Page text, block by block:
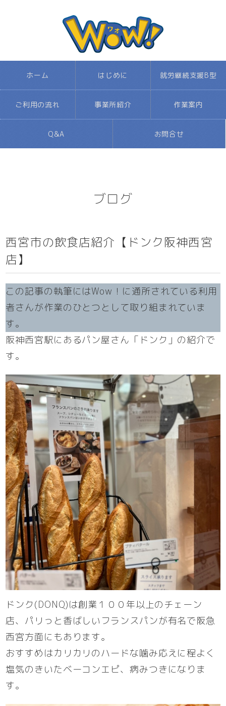
ホーム はじめに 就労継続支援B型
ご利用の流れ 事業所紹介 作業案内
Q&A お問合せ
ブログ
西宮市の飲食店紹介【ドンク阪神西宮
店】
この記事の執筆にはWow！に通所されている利用
者さんが作業のひとつとして取り組まれていま
す。
阪神西宮駅にあるパン屋さん「ドンク」の紹介で
す。
ドンク(DONQ)は創業１００年以上のチェーン
店、パリっと香ばしいフランスパンが有名で阪急
西宮方面にもあります。
おすすめはカリカリのハードな噛み応えに程よく
塩気のきいたベーコンエピ、病みつきになりま
す。